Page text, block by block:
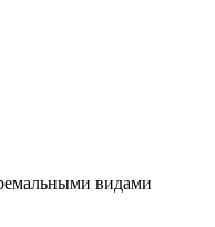
видами